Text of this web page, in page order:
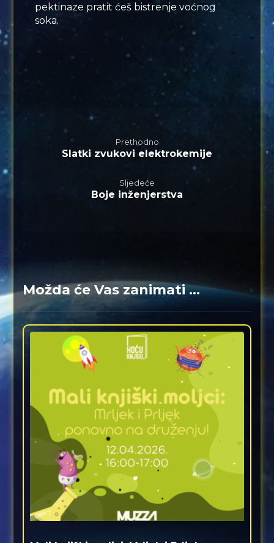
pektinaze pratit ćeš bistrenje voćnog
soka.
Prethodno
Slatki zvukovi elektrokemije
Sljedeće
Boje inženjerstva
Možda će Vas zanimati ...